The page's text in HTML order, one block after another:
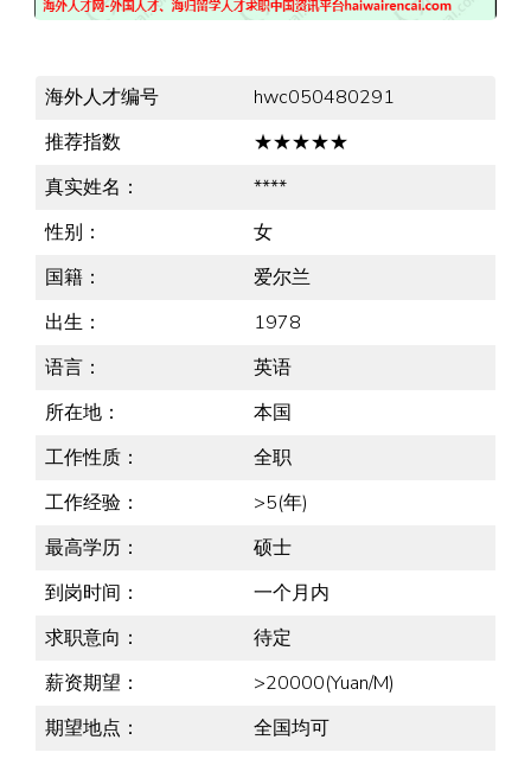
海外人才编号
hwc050480291
推荐指数
★★★★★
真实姓名：
****
性别：
女
国籍：
爱尔兰
出生：
1978
语言：
英语
所在地：
本国
工作性质：
全职
工作经验：
>5(年)
最高学历：
硕士
到岗时间：
一个月内
求职意向：
待定
薪资期望：
>20000(Yuan/M)
期望地点：
全国均可